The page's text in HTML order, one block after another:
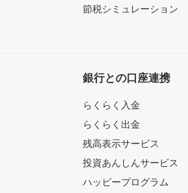
節税シミュレーション
銀行との口座連携
らくらく入金
らくらく出金
残高表示サービス
投資あんしんサービス
ハッピープログラム